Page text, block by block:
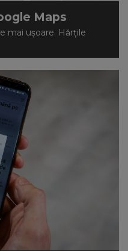
Maps
mai ușoare. Hărțile